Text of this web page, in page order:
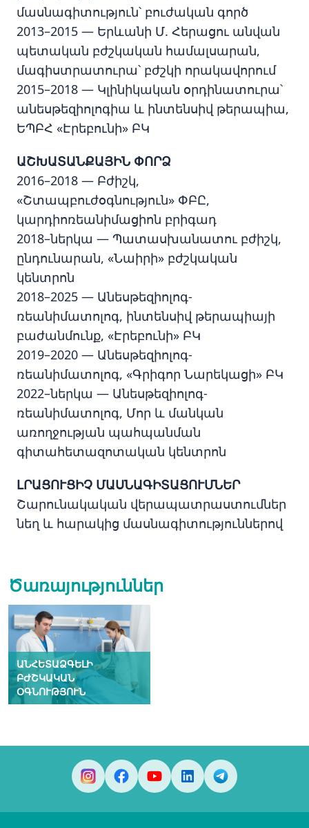
մասնագիտություն՝ բուժական գործ
2013–2015 — Երևանի Մ. Հերացու անվան
պետական բժշկական համալսարան,
մագիստրատուրա՝ բժշկի որակավորում
2015–2018 — Կլինիկական օրդինատուրա՝
անեսթեզիոլոգիա և ինտենսիվ թերապիա,
ԵՊԲՀ «Էրեբունի» ԲԿ
ԱՇԽԱՏԱՆՔԱՅԻՆ ՓՈՐՁ
2016–2018 — Բժիշկ,
«Շտապբուժօգնություն» ՓԲԸ,
կարդիոռեանիմացիոն բրիգադ
2018–ներկա — Պատասխանատու բժիշկ,
ընդունարան, «Նաիրի» բժշկական
կենտրոն
2018–2025 — Անեսթեզիոլոգ-
ռեանիմատոլոգ, ինտենսիվ թերապիայի
բաժանմունք, «Էրեբունի» ԲԿ
2019–2020 — Անեսթեզիոլոգ-
ռեանիմատոլոգ, «Գրիգոր Նարեկացի» ԲԿ
2022–ներկա — Անեսթեզիոլոգ-
ռեանիմատոլոգ, Մոր և մանկան
առողջության պահպանման
գիտահետազոտական կենտրոն
ԼՐԱՑՈՒՑԻՉ ՄԱՍՆԱԳԻՏԱՑՈՒՄՆԵՐ
Շարունակական վերապատրաստումներ
նեղ և հարակից մասնագիտություններով
Ծառայություններ
ԱՆՀԵՏԱՁԳԵԼԻ
ԲԺՇԿԱԿԱՆ
ՕԳՆՈՒԹՅՈՒՆ